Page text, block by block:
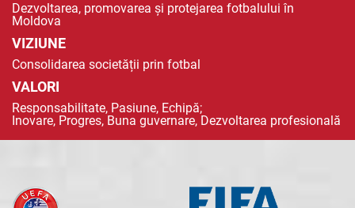
Dezvoltarea, promovarea și protejarea fotbalului în
Moldova
VIZIUNE
Consolidarea societății prin fotbal
VALORI
Responsabilitate, Pasiune, Echipă;
Inovare, Progres, Buna guvernare, Dezvoltarea profesională